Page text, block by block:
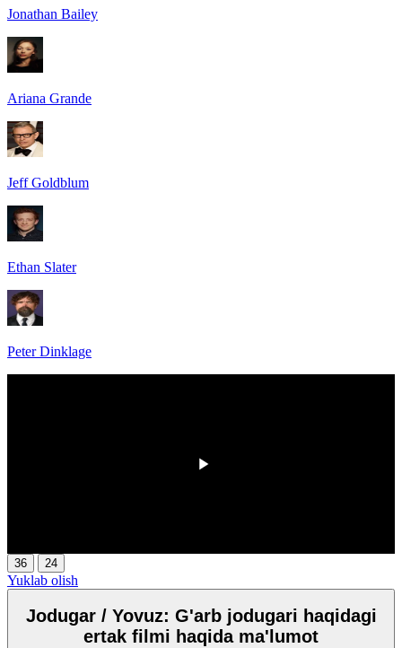
Jonathan Bailey
Ariana Grande
Jeff Goldblum
Ethan Slater
Peter Dinklage
36 24
Yuklab olish
Jodugar / Yovuz: G'arb jodugari haqidagi
ertak filmi haqida ma'lumot